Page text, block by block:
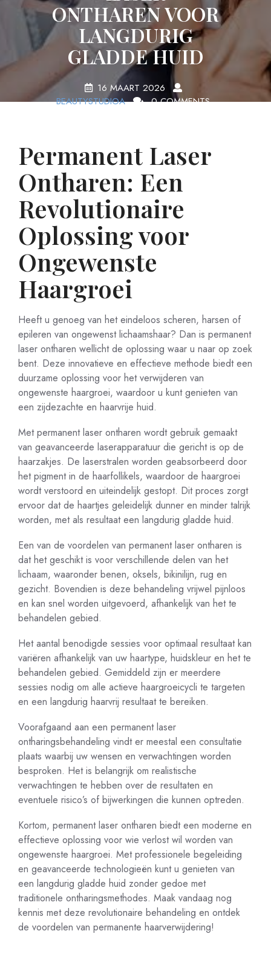
ONTHAREN VOOR
LANGDURIG
GLADDE HUID
16 MAART 2026
BEAUTYSTUDIOA
0 COMMENTS
Permanent Laser
Ontharen: Een
Revolutionaire
Oplossing voor
Ongewenste
Haargroei
Heeft u genoeg van het eindeloos scheren, harsen of
epileren van ongewenst lichaamshaar? Dan is permanent
laser ontharen wellicht de oplossing waar u naar op zoek
bent. Deze innovatieve en effectieve methode biedt een
duurzame oplossing voor het verwijderen van
ongewenste haargroei, waardoor u kunt genieten van
een zijdezachte en haarvrije huid.
Met permanent laser ontharen wordt gebruik gemaakt
van geavanceerde laserapparatuur die gericht is op de
haarzakjes. De laserstralen worden geabsorbeerd door
het pigment in de haarfollikels, waardoor de haargroei
wordt verstoord en uiteindelijk gestopt. Dit proces zorgt
ervoor dat de haartjes geleidelijk dunner en minder talrijk
worden, met als resultaat een langdurig gladde huid.
Een van de voordelen van permanent laser ontharen is
dat het geschikt is voor verschillende delen van het
lichaam, waaronder benen, oksels, bikinilijn, rug en
gezicht. Bovendien is deze behandeling vrijwel pijnloos
en kan snel worden uitgevoerd, afhankelijk van het te
behandelen gebied.
Het aantal benodigde sessies voor optimaal resultaat kan
variëren afhankelijk van uw haartype, huidskleur en het te
behandelen gebied. Gemiddeld zijn er meerdere
sessies nodig om alle actieve haargroeicycli te targeten
en een langdurig haarvrij resultaat te bereiken.
Voorafgaand aan een permanent laser
ontharingsbehandeling vindt er meestal een consultatie
plaats waarbij uw wensen en verwachtingen worden
besproken. Het is belangrijk om realistische
verwachtingen te hebben over de resultaten en
eventuele risico’s of bijwerkingen die kunnen optreden.
Kortom, permanent laser ontharen biedt een moderne en
effectieve oplossing voor wie verlost wil worden van
ongewenste haargroei. Met professionele begeleiding
en geavanceerde technologieën kunt u genieten van
een langdurig gladde huid zonder gedoe met
traditionele ontharingsmethodes. Maak vandaag nog
kennis met deze revolutionaire behandeling en ontdek
de voordelen van permanente haarverwijdering!